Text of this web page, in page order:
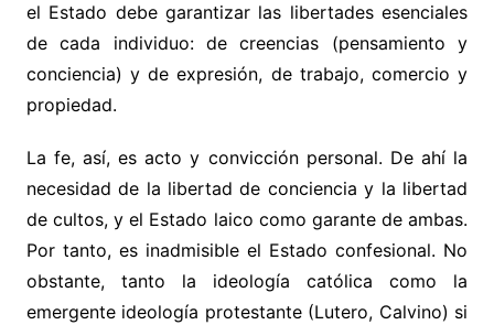
el Estado debe garantizar las libertades esenciales
de cada individuo: de creencias (pensamiento y
conciencia) y de expresión, de trabajo, comercio y
propiedad.
La fe, así, es acto y convicción personal. De ahí la
necesidad de la libertad de conciencia y la libertad
de cultos, y el Estado laico como garante de ambas.
Por tanto, es inadmisible el Estado confesional. No
obstante, tanto la ideología católica como la
emergente ideología protestante (Lutero, Calvino) si